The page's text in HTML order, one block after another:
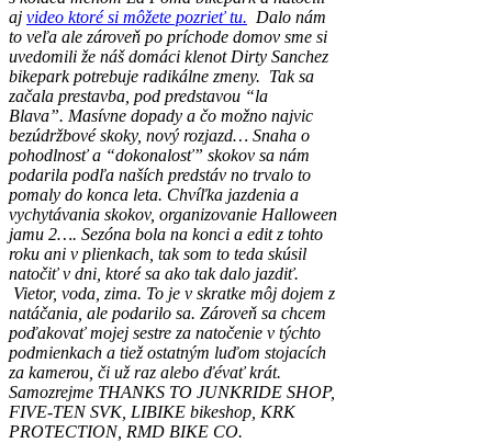
aj video ktoré si môžete pozrieť tu. Dalo nám
to veľa ale zároveň po príchode domov sme si
uvedomili že náš domáci klenot Dirty Sanchez
bikepark potrebuje radikálne zmeny. Tak sa
začala prestavba, pod predstavou “la
Blava”. Masívne dopady a čo možno najvic
bezúdržbové skoky, nový rozjazd… Snaha o
pohodlnosť a “dokonalosť” skokov sa nám
podarila podľa naších predstáv no trvalo to
pomaly do konca leta. Chvíľka jazdenia a
vychytávania skokov, organizovanie Halloween
jamu 2…. Sezóna bola na konci a edit z tohto
roku ani v plienkach, tak som to teda skúsil
natočiť v dni, ktoré sa ako tak dalo jazdiť.
Vietor, voda, zima. To je v skratke môj dojem z
natáčania, ale podarilo sa. Zároveň sa chcem
poďakovať mojej sestre za natočenie v týchto
podmienkach a tiež ostatným luďom stojacích
za kamerou, či už raz alebo ďévať krát.
Samozrejme THANKS TO JUNKRIDE SHOP,
FIVE-TEN SVK, LIBIKE bikeshop, KRK
PROTECTION, RMD BIKE CO.